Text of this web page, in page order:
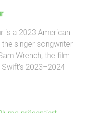
is a 2023 American
singer-songwriter
Wrench, the film
2023–2024